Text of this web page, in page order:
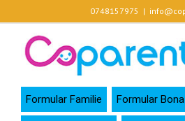
to
content
0748157975 |
Formular Familie Formular Bona